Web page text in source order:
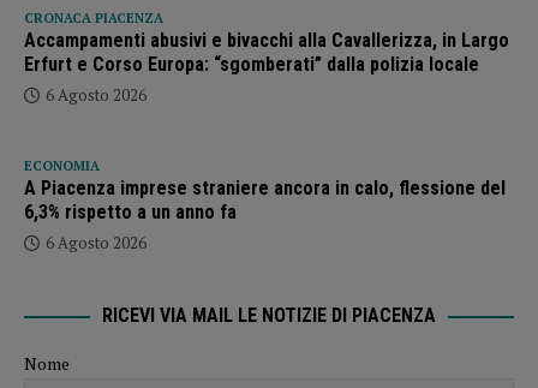
CRONACA PIACENZA
Accampamenti abusivi e bivacchi alla Cavallerizza, in Largo
Erfurt e Corso Europa: “sgomberati” dalla polizia locale
6 Agosto 2026
ECONOMIA
A Piacenza imprese straniere ancora in calo, flessione del
6,3% rispetto a un anno fa
6 Agosto 2026
RICEVI VIA MAIL LE NOTIZIE DI PIACENZA
Nome